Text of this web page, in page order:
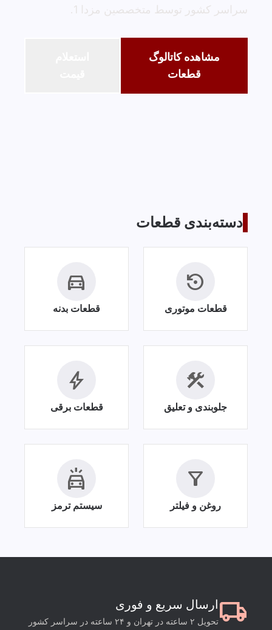
سراسر کشور توسط متخصصین مزدا 1.
مشاهده کاتالوگ
قطعات
دسته‌بندی قطعات
settings_backup_restore
قطعات موتوری
time_to_leave
قطعات بدنه
construction
جلوبندی و تعلیق
bolt
قطعات برقی
filter_alt
روغن و فیلتر
minor_crash
سیستم ترمز
local_shippingارسال سریع و فوری
تحویل ۲ ساعته در تهران و ۲۴ ساعته در سراسر کشور